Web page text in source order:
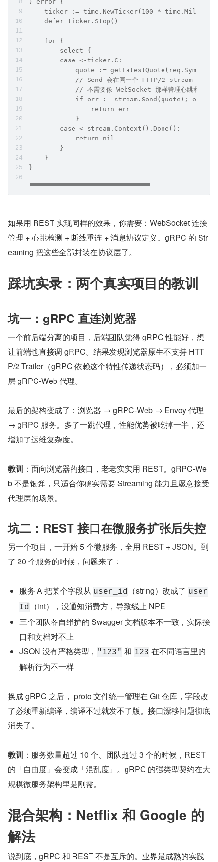
) error {
ticker := time.NewTicker(100 *
    defer ticker.Stop()
    for {
        select {
        case <-ticker.C:
            quote := getLatestQuote(req.Symbol)
// Send 会在同一个 HTTP/2 stream 上持续
            // 不需要像 WebSocket 那样管理心跳和重连
if err := stream.Send(quote); err !=
                return err
            }
        case <-stream.Context().Done():
            return nil
        }
    }
}
如果用 REST 实现同样的效果，你需要：WebSocket 连接
管理 + 心跳检测 + 断线重连 + 消息协议定义。gRPC 的 Str
eaming 把这些全部封装在协议层了。
踩坑实录：两个真实项目的教训
坑一：gRPC 直连浏览器
一个前后端分离的项目，后端团队觉得 gRPC 性能好，想
让前端也直接调 gRPC。结果发现浏览器原生不支持 HTT
P/2 Trailer（gRPC 依赖这个特性传递状态码），必须加一
层 gRPC-Web 代理。
最后的架构变成了：浏览器 → gRPC-Web → Envoy 代理
→ gRPC 服务。多了一跳代理，性能优势被吃掉一半，还
增加了运维复杂度。
教训 ：面向浏览器的接口，老老实实用 REST。gRPC-We
b 不是银弹，只适合你确实需要 Streaming 能力且愿意接受
代理层的场景。
坑二：REST 接口在微服务扩张后失控
另一个项目，一开始 5 个微服务，全用 REST + JSON。到
了 20 个服务的时候，问题来了：
服务 A 把某个字段从 user_id （string）改成了 user
Id
（int），没通知消费方，导致线上 NPE
三个团队各自维护的 Swagger 文档版本不一致，实际接
口和文档对不上
JSON 没有严格类型， "123" 和 123 在不同语言里的
解析行为不一样
换成 gRPC 之后，.proto 文件统一管理在 Git 仓库，字段改
了必须重新编译，编译不过就发不了版。接口漂移问题彻底
消失了。
教训 ：服务数量超过 10 个、团队超过 3 个的时候，REST
的「自由度」会变成「混乱度」。gRPC 的强类型契约在大
规模微服务架构里是刚需。
混合架构：Netflix 和 Google 的
解法
说到底，gRPC 和 REST 不是互斥的。业界最成熟的实践